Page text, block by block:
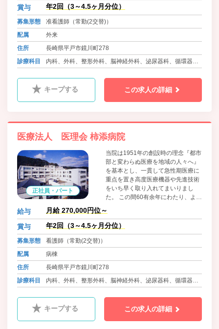
取り組み、精力的に実行していくこ
おります。 これからも急性期医療の
基幹病院として地域の皆様の信頼を
めることはもとより、在宅医療、回
復期リハビリや心のケアなど、人と
人との心のつながりを何より大切に
賞与 年2回（3～4.5ヶ月分位）
募集形態
准看護師（常勤(2交替)）
配属
外来
住所
長崎県平戸市鏡川町278
診療科目
内科、外科、整形外科、脳神経外科、泌尿器科、循環器内
放射線科
キープする この求人の詳細
医療法人 医理会 柿添病院
正社員・パート
当院は1951年の創設時の理念『都市
部と変わらぬ医療を地域の人々へ』
を基本とし、一貫して急性期医療に
重点を置き高度医療機器や先進技術
をいち早く取り入れてまいりまし
た。 この間60有余年にわたり、より
念、技術、方法を模索し、改革的に
取り組み、精力的に実行していくこ
とをもって伝統とし、今日に至って
いただけるよう、さらに技術力を高
めることはもとより、在宅医療、回
復期リハビリや心のケアなど、人と
人との心のつながりを何より大切に
給与 月給 270,000円位～
賞与 年2回（3～4.5ヶ月分位）
募集形態
看護師（常勤(2交替)）
配属
病棟
住所
長崎県平戸市鏡川町278
診療科目
内科、外科、整形外科、脳神経外科、泌尿器科、循環器内
放射線科
キープする この求人の詳細